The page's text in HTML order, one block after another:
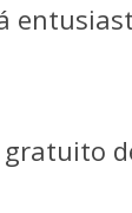
gratuito